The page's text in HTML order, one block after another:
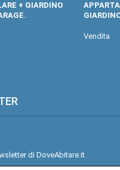
+ GIARDINO
Vendita
.
di DoveAbitare.it